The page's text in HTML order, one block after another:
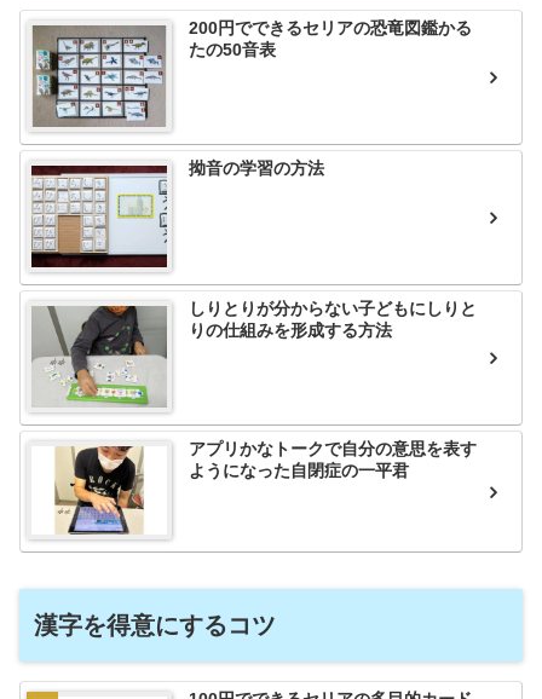
200円でできるセリアの恐竜図鑑かる
たの50音表
拗音の学習の方法
しりとりが分からない子どもにしりと
りの仕組みを形成する方法
アプリかなトークで自分の意思を表す
ようになった自閉症の一平君
漢字を得意にするコツ